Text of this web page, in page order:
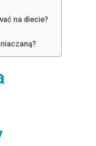
na diecie?